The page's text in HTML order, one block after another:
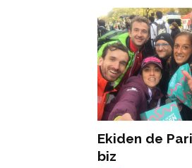
Ekiden de
biz